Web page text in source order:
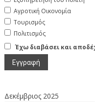
Αγροτική Οικονομία
Τουρισμός
Πολιτισμός
Έχω διαβάσει και
Δεκέμβριος 2025